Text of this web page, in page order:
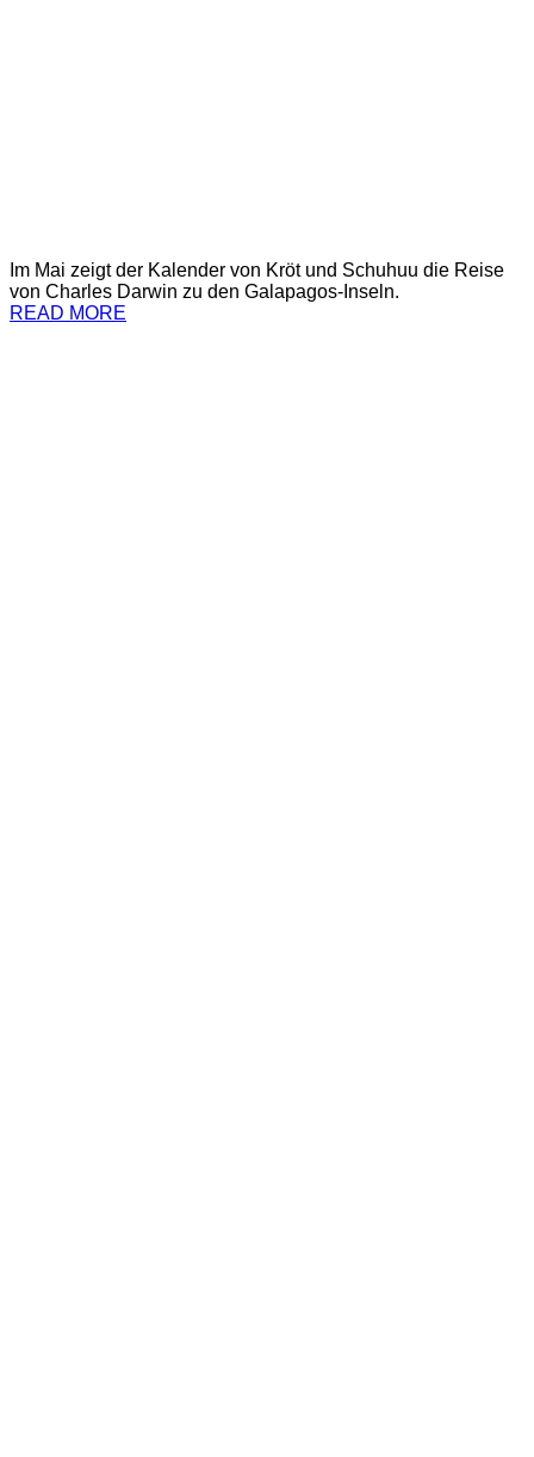
Im Mai zeigt der Kalender von Kröt und Schuhuu die Reise
von Charles Darwin zu den Galapagos-Inseln.
READ MORE